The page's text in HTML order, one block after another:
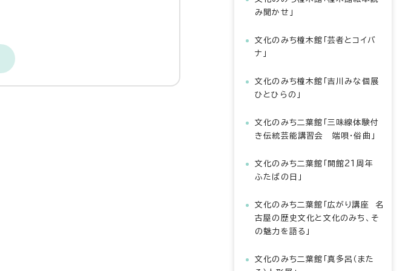
み聞かせ」
文化のみち橦木館「芸者とコイバ
ナ」
文化のみち橦木館「吉川みな個展
ひとひらの」
文化のみち二葉館「三味線体験付
き伝統芸能講習会 端唄・俗曲」
文化のみち二葉館「開館21周年
ふたばの日」
文化のみち二葉館「広がり講座 名
古屋の歴史文化と文化のみち、そ
の魅力を語る」
文化のみち二葉館「真多呂（また